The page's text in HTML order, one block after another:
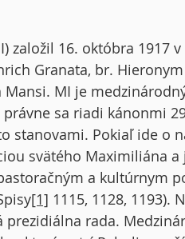
16. októbra 1917
Granata, br.
Mansi. MI je
sa riadi kánonmi
stanovami. Pokiaľ ide o
svätého Maximiliána
a kultúrnym
[1] 1115, 1128, 1193).
rada.